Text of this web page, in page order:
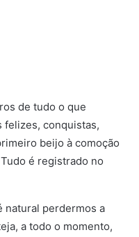
de tudo o que
felizes, conquistas,
beijo à comoção
é registrado no
natural perdermos a
a todo o momento,